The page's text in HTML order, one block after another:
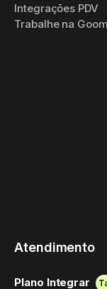
Integrações PDV
Trabalhe na
Atendimento
Plano Integrar